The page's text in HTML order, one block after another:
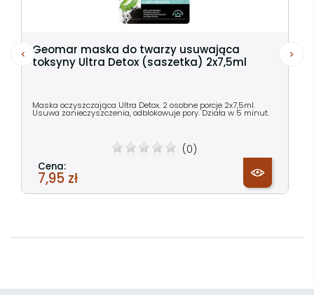
Geomar maska do twarzy usuwająca
toksyny Ultra Detox (saszetka) 2x7,5ml
Maska oczyszczająca Ultra Detox. 2 osobne porcje 2x7,5ml.
Usuwa zanieczyszczenia, odblokowuje pory. Działa w 5 minut.
(0)
Cena:
7,95 zł